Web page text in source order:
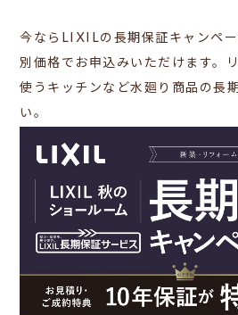
今ならLIXILの長期保証キャンペ
別価格でお申込みいただけます。
使うキッチンなど水廻り商品の長
い。